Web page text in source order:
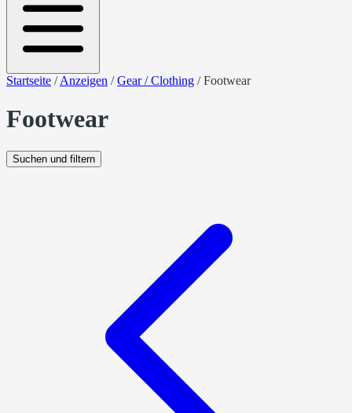
Startseite /Anzeigen /Gear / Clothing /Footwear
Footwear
Suchen und filtern